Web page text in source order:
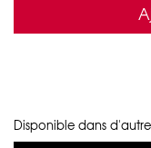
Disponible dans